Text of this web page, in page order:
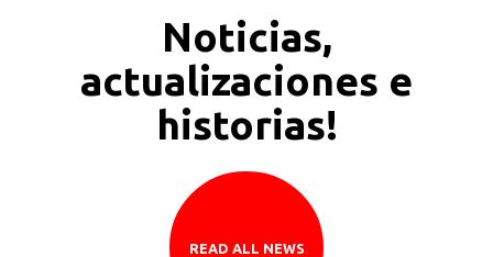
Noticias,
actualizaciones e
historias!
READ ALL NEWS